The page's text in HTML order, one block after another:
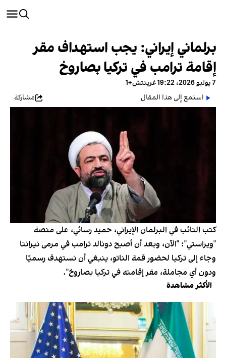
برلماني إيراني: يجب استهداف مقر
إقامة ترامب في تركيا بصاروخ
7 يوليو 2026، 19:22 غرينتش+1
استمع إلى هذا المقال
مشاركة
كتب النائب في البرلمان الإيراني، حميد رسائي، على منصة
"ويراستي": "الآن، وبعد أن أصبح دونالد ترامب في مرمى نيراننا
وجاء إلى تركيا لحضور قمة الناتو، ينبغي أن نستهدف رسميًا
ودون أي مجاملة، مقر إقامته في تركيا بصاروخ".
الأكثر مشاهدة